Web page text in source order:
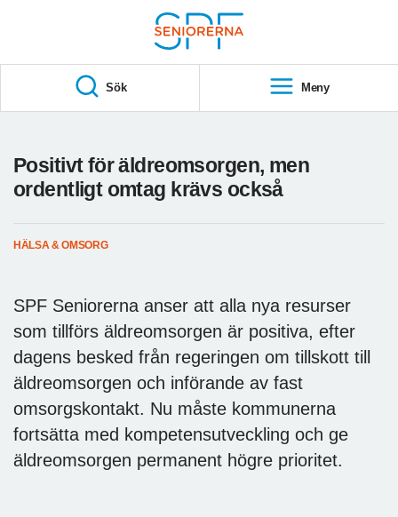
S
A
Sök Meny
Positivt för äldreomsorgen, men
ordentligt omtag krävs också
HÄLSA & OMSORG
SPF Seniorerna anser att alla nya resurser
som tillförs äldreomsorgen är positiva, efter
dagens besked från regeringen om tillskott till
äldreomsorgen och införande av fast
omsorgskontakt. Nu måste kommunerna
fortsätta med kompetensutveckling och ge
äldreomsorgen permanent högre prioritet.